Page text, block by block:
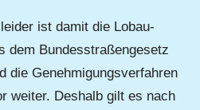
ist damit die Lobau-
dem Bundesstraßengesetz
die Genehmigungsverfahren
weiter. Deshalb gilt es nach